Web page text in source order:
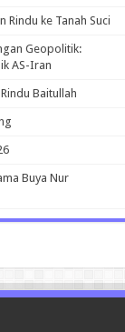
Rindu ke Tanah Suci
Geopolitik:
AS-Iran
Baitullah
Buya Nur